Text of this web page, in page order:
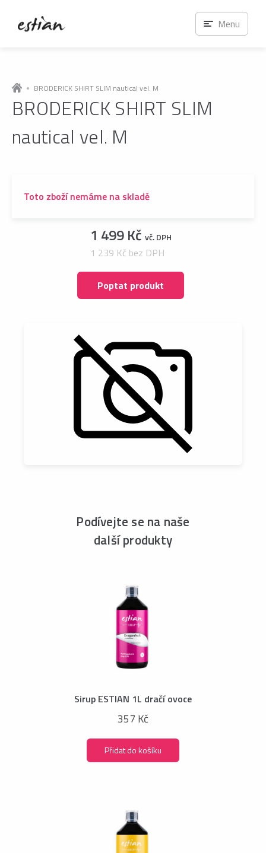
BRODERICK SHIRT SLIM nautical vel. M
BRODERICK SHIRT SLIM
nautical vel. M
Toto zboží nemáme na skladě
1 499 Kč vč. DPH
1 239 Kč bez DPH
Poptat produkt
Podívejte se na naše
další produkty
Sirup ESTIAN 1L dračí ovoce
357 Kč
Přidat do košíku
Menu